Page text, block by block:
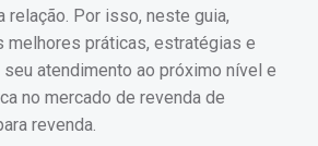
relação. Por isso, neste guia,
melhores práticas, estratégias e
atendimento ao próximo nível e
no mercado de revenda de
revenda.